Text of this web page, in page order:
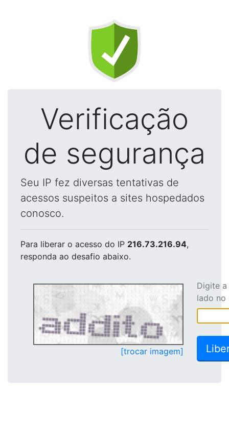
Verificação
de segurança
Seu IP fez diversas tentativas de
acessos suspeitos a sites hospedados
conosco.
Para liberar o acesso do IP 216.73.216.94,
responda ao desafio abaixo.
[trocar imagem]
Digite
lado no